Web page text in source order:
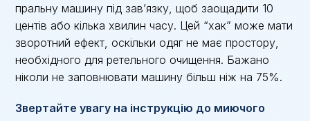
пральну машину під зав’язку, щоб заощадити 10
центів або кілька хвилин часу. Цей “хак” може мати
зворотний ефект, оскільки одяг не має простору,
необхідного для ретельного очищення. Бажано
ніколи не заповнювати машину більш ніж на 75%.
Звертайте увагу на інструкцію до миючого